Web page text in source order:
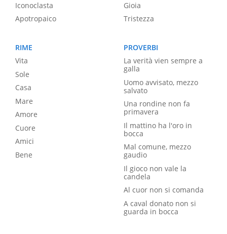
Iconoclasta
Apotropaico
Gioia
Tristezza
RIME
Vita
Sole
Casa
Mare
Amore
Cuore
Amici
Bene
PROVERBI
La verità vien sempre a
galla
Uomo avvisato, mezzo
salvato
Una rondine non fa
primavera
Il mattino ha l'oro in
bocca
Mal comune, mezzo
gaudio
Il gioco non vale la
candela
Al cuor non si comanda
A caval donato non si
guarda in bocca